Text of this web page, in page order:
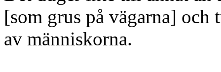
[som grus på vägarna] och
av människorna.